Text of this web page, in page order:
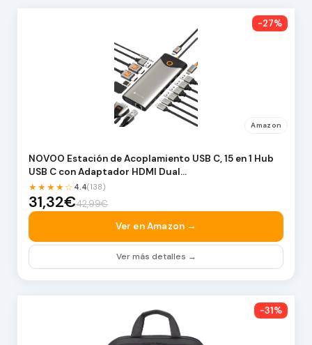
-27%
Amazon
NOVOO Estación de Acoplamiento USB C, 15 en 1 Hub
USB C con Adaptador HDMI Dual…
★★★★☆ 4.4(138)
31,32€42,99€
Ver en Amazon →
Ver más detalles →
-31%